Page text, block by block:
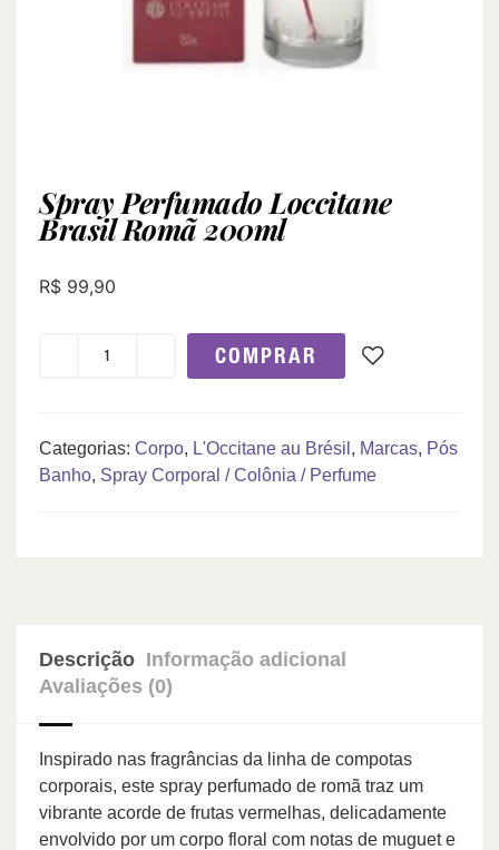
Spray Perfumado Loccitane
Brasil Romã 200ml
R$ 99,90
COMPRAR
Categorias: Corpo, L'Occitane au Brésil , Marcas, Pós
Banho, Spray Corporal / Colônia / Perfume
Descrição Informação adicional
Avaliações (0)
Inspirado nas fragrâncias da linha de compotas
corporais, este spray perfumado de romã traz um
vibrante acorde de frutas vermelhas, delicadamente
envolvido por um corpo floral com notas de muguet e